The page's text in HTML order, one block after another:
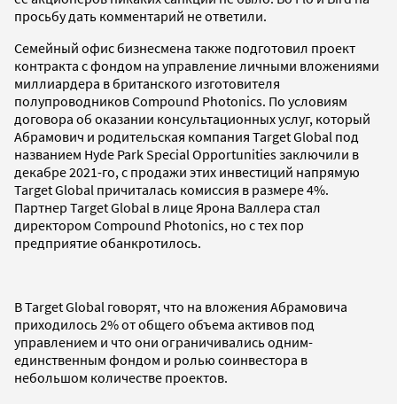
просьбу дать комментарий не ответили.
Семейный офис бизнесмена также подготовил проект
контракта с фондом на управление личными вложениями
миллиардера в британского изготовителя
полупроводников Compound Photonics. По условиям
договора об оказании консультационных услуг, который
Абрамович и родительская компания Target Global под
названием Hyde Park Special Opportunities заключили в
декабре 2021-го, с продажи этих инвестиций напрямую
Target Global причиталась комиссия в размере 4%.
Партнер Target Global в лице Ярона Валлера стал
директором Compound Photonics, но с тех пор
предприятие обанкротилось.
В Target Global говорят, что на вложения Абрамовича
приходилось 2% от общего объема активов под
управлением и что они ограничивались одним-
единственным фондом и ролью соинвестора в
небольшом количестве проектов.